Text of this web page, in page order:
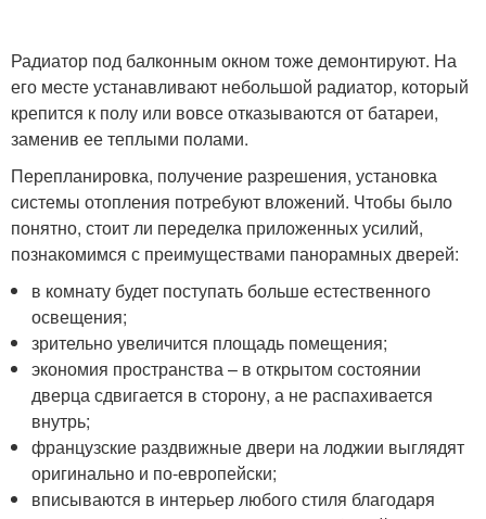
Радиатор под балконным окном тоже демонтируют. На
его месте устанавливают небольшой радиатор, который
крепится к полу или вовсе отказываются от батареи,
заменив ее теплыми полами.
Перепланировка, получение разрешения, установка
системы отопления потребуют вложений. Чтобы было
понятно, стоит ли переделка приложенных усилий,
познакомимся с преимуществами панорамных дверей:
в комнату будет поступать больше естественного
освещения;
зрительно увеличится площадь помещения;
экономия пространства – в открытом состоянии
дверца сдвигается в сторону, а не распахивается
внутрь;
французские раздвижные двери на лоджии выглядят
оригинально и по-европейски;
вписываются в интерьер любого стиля благодаря